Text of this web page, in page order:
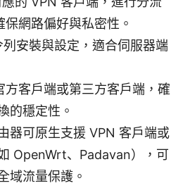
網路偏好與私密性。
安裝與設定，適合伺服器端
客戶端或第三方客戶端，確
的穩定性。
器可原生支援 VPN 客戶端或
OpenWrt、Padavan），可
域流量保護。